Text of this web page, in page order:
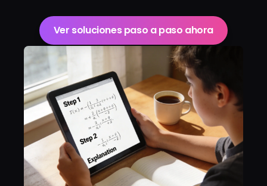
Ver soluciones paso a paso ahora